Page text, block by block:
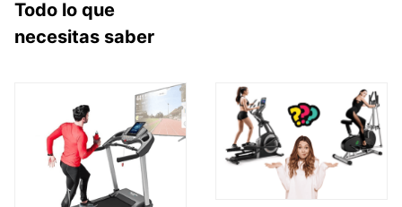
Todo lo que
necesitas saber